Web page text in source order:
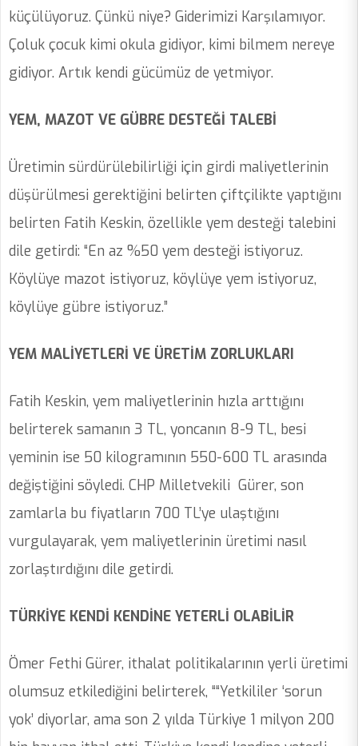
küçülüyoruz. Çünkü niye? Giderimizi Karşılamıyor.
Çoluk çocuk kimi okula gidiyor, kimi bilmem nereye
gidiyor. Artık kendi gücümüz de yetmiyor.
YEM, MAZOT VE GÜBRE DESTEĞİ TALEBİ
Üretimin sürdürülebilirliği için girdi maliyetlerinin
düşürülmesi gerektiğini belirten çiftçilikte yaptığını
belirten Fatih Keskin, özellikle yem desteği talebini
dile getirdi: “En az %50 yem desteği istiyoruz.
Köylüye mazot istiyoruz, köylüye yem istiyoruz,
köylüye gübre istiyoruz.”
YEM MALİYETLERİ VE ÜRETİM ZORLUKLARI
Fatih Keskin, yem maliyetlerinin hızla arttığını
belirterek samanın 3 TL, yoncanın 8-9 TL, besi
yeminin ise 50 kilogramının 550-600 TL arasında
değiştiğini söyledi. CHP Milletvekili Gürer, son
zamlarla bu fiyatların 700 TL’ye ulaştığını
vurgulayarak, yem maliyetlerinin üretimi nasıl
zorlaştırdığını dile getirdi.
TÜRKİYE KENDİ KENDİNE YETERLİ OLABİLİR
Ömer Fethi Gürer, ithalat politikalarının yerli üretimi
olumsuz etkilediğini belirterek, ““Yetkililer ‘sorun
yok’ diyorlar, ama son 2 yılda Türkiye 1 milyon 200